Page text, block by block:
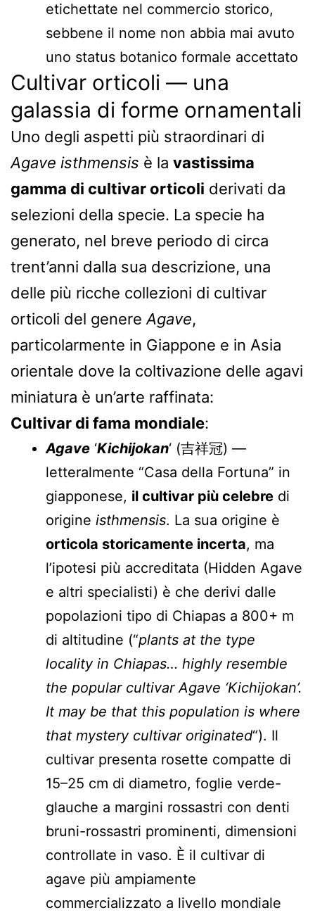
etichettate nel commercio storico,
sebbene il nome non abbia mai avuto
uno status botanico formale accettato
Cultivar orticoli — una
galassia di forme ornamentali
Uno degli aspetti più straordinari di
Agave isthmensis è la vastissima
gamma di cultivar orticoli derivati da
selezioni della specie. La specie ha
generato, nel breve periodo di circa
trent’anni dalla sua descrizione, una
delle più ricche collezioni di cultivar
orticoli del genere Agave,
particolarmente in Giappone e in Asia
orientale dove la coltivazione delle agavi
miniatura è un’arte raffinata:
Cultivar di fama mondiale:
Agave ‘Kichijokan‘ (吉祥冠) —
letteralmente “Casa della Fortuna” in
giapponese, il cultivar più celebre di
origine isthmensis. La sua origine è
orticola storicamente incerta, ma
l’ipotesi più accreditata (Hidden Agave
e altri specialisti) è che derivi dalle
popolazioni tipo di Chiapas a 800+ m
di altitudine (“plants at the type
locality in Chiapas… highly resemble
the popular cultivar Agave ‘Kichijokan’.
It may be that this population is where
that mystery cultivar originated“). Il
cultivar presenta rosette compatte di
15–25 cm di diametro, foglie verde-
glauche a margini rossastri con denti
bruni-rossastri prominenti, dimensioni
controllate in vaso. È il cultivar di
agave più ampiamente
commercializzato a livello mondiale